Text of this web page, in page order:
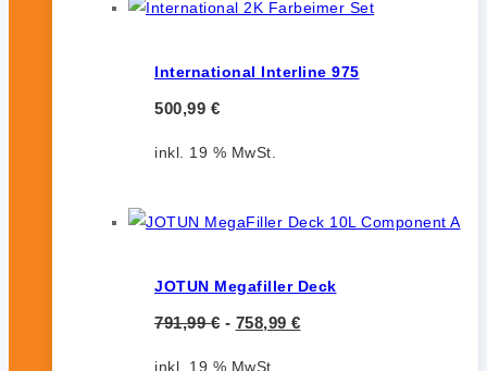
International Interline 975
500,99 €
inkl. 19 % MwSt.
JOTUN Megafiller Deck
791,99€ - 758,99 €
inkl. 19 % MwSt.